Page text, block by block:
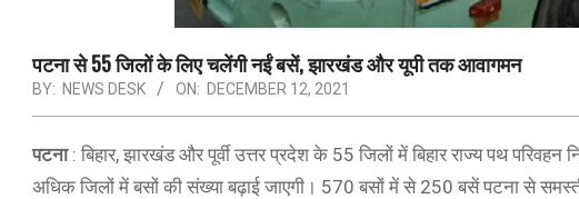
पटना से 55 जिलों के लिए चलेंगी नईं बसें, झारखंड और यूपी तक आवागमन
BY: NEWS DESK ON: DECEMBER 12, 2021
पटना : बिहार, झारखंड और पूर्वी उत्तर प्रदेश के 55 जिलों में बिहार राज्य पथ
अधिक जिलों में बसों की संख्या बढ़ाई जाएगी। 570 बसों में से 250 बसें पटना से